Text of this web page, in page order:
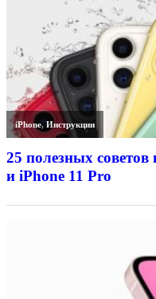
iPhone,Инструкции
25 полезных
и iPhone 11 Pro